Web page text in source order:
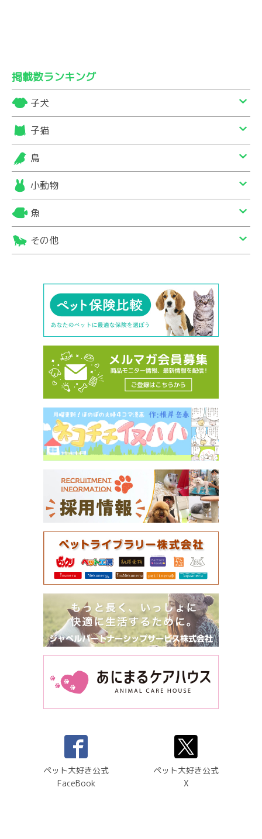
掲載数ランキング
子犬
子猫
鳥
小動物
魚
その他
ペット大好き公式
FaceBook
ペット大好き公式
X